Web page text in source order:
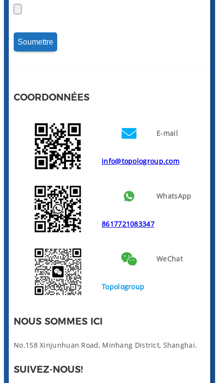
COORDONNÉES
E-mail
info@topologroup.com
WhatsApp
8617721083347
WeChat
Topologroup
NOUS SOMMES ICI
No.158 Xinjunhuan Road, Minhang District, Shanghai.
SUIVEZ-NOUS!